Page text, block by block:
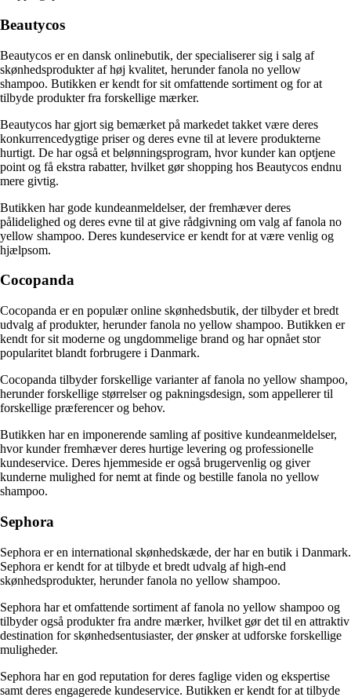
Beautycos
Beautycos er en dansk onlinebutik, der specialiserer sig i salg af
skønhedsprodukter af høj kvalitet, herunder fanola no yellow
shampoo. Butikken er kendt for sit omfattende sortiment og for at
tilbyde produkter fra forskellige mærker.
Beautycos har gjort sig bemærket på markedet takket være deres
konkurrencedygtige priser og deres evne til at levere produkterne
hurtigt. De har også et belønningsprogram, hvor kunder kan optjene
point og få ekstra rabatter, hvilket gør shopping hos Beautycos endnu
mere givtig.
Butikken har gode kundeanmeldelser, der fremhæver deres
pålidelighed og deres evne til at give rådgivning om valg af fanola no
yellow shampoo. Deres kundeservice er kendt for at være venlig og
hjælpsom.
Cocopanda
Cocopanda er en populær online skønhedsbutik, der tilbyder et bredt
udvalg af produkter, herunder fanola no yellow shampoo. Butikken er
kendt for sit moderne og ungdommelige brand og har opnået stor
popularitet blandt forbrugere i Danmark.
Cocopanda tilbyder forskellige varianter af fanola no yellow shampoo,
herunder forskellige størrelser og pakningsdesign, som appellerer til
forskellige præferencer og behov.
Butikken har en imponerende samling af positive kundeanmeldelser,
hvor kunder fremhæver deres hurtige levering og professionelle
kundeservice. Deres hjemmeside er også brugervenlig og giver
kunderne mulighed for nemt at finde og bestille fanola no yellow
shampoo.
Sephora
Sephora er en international skønhedskæde, der har en butik i Danmark.
Sephora er kendt for at tilbyde et bredt udvalg af high-end
skønhedsprodukter, herunder fanola no yellow shampoo.
Sephora har et omfattende sortiment af fanola no yellow shampoo og
tilbyder også produkter fra andre mærker, hvilket gør det til en attraktiv
destination for skønhedsentusiaster, der ønsker at udforske forskellige
muligheder.
Sephora har en god reputation for deres faglige viden og ekspertise
samt deres engagerede kundeservice. Butikken er kendt for at tilbyde